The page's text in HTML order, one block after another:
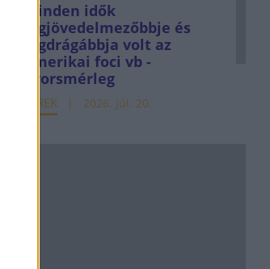
Minden idők
legjövedelmezőbbje és
legdrágábbja volt az
amerikai foci vb -
gyorsmérleg
HÍREK 2026. júl. 20.